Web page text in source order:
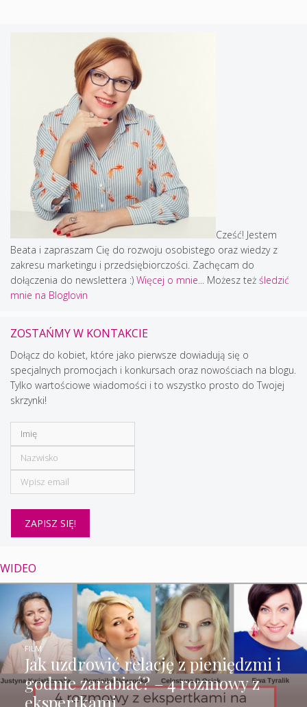
Cześć! Jestem
Beata i zapraszam Cię do rozwoju osobistego oraz wiedzy z
zakresu marketingu i przedsiębiorczości. Zachęcam do
dołączenia do newslettera :) Więcej o mnie... Możesz też śledzić
mnie na Bloglovin
ZOSTAŃMY W KONTAKCIE
Dołącz do kobiet, które jako pierwsze dowiadują się o
specjalnych promocjach i konkursach oraz nowościach na blogu.
Tylko wartościowe wiadomości i to wszystko prosto do Twojej
skrzynki!
WIDEO
Jak uzdrowić relację z pieniędzmi i
godnie zarabiać? – 4 rozmowy z
ekspertkami
FILM